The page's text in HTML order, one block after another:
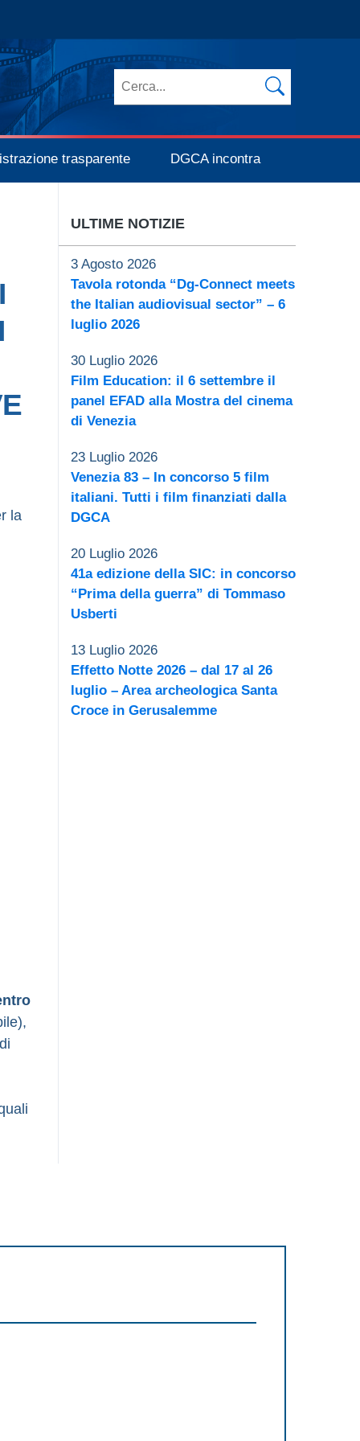
Cerca nel sito
trasparente DGCA incontra
la
ULTIME NOTIZIE
Tavola rotonda “Dg-Connect meets
the Italian audiovisual sector” – 6
luglio 2026
3 Agosto 2026
Film Education: il 6 settembre il
panel EFAD alla Mostra del cinema
di Venezia
30 Luglio 2026
Venezia 83 – In concorso 5 film
italiani. Tutti i film finanziati dalla
DGCA
23 Luglio 2026
41a edizione della SIC: in concorso
“Prima della guerra” di Tommaso
Usberti
20 Luglio 2026
Effetto Notte 2026 – dal 17 al 26
luglio – Area archeologica Santa
Croce in Gerusalemme
13 Luglio 2026